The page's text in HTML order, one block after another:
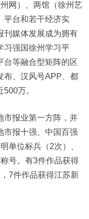
网）、两馆（徐州艺
平台和若干经济实
刊媒体发展成为拥有
习强国徐州学习平
台等融合型矩阵的区
布、汉风号APP、都
万。
市报业第一方阵，并
市报十强、中国百强
单位标兵（2次）、
号。有3件作品获得
7件作品获得江苏新